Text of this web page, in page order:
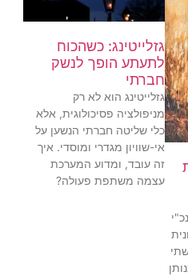
גזלייטינג: כשהכוח
לתעתע הופך לנשק
חברתי
גזלייטינג הוא לא רק
מניפולציה פסיכולוגית, אלא
כלי שליטה חברתי הנשען על
אי-שוויון מגדרי ומוסדי. איך
זה עובד, ומדוע המערכת
עצמה משתפת פעולה?